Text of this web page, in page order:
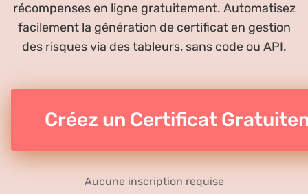
récompenses en ligne gratuitement. Automatisez
facilement la génération de certificat en gestion
des risques via des tableurs, sans code ou API.
Créez un Certificat
Aucune inscription requise